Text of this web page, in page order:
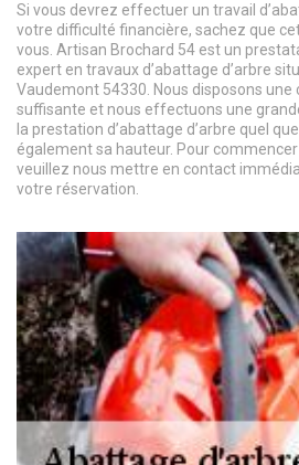
Si vous devrez effectuer un travail
votre difficulté financière, sachez que
vous. Artisan Brochard 54 est un
expert en travaux d’abattage d’arbre
Vaudemont 54330. Nous disposons
suffisante et nous effectuons une
la prestation d’abattage d’arbre quel
également sa hauteur. Pour
veuillez nous mettre en contact
votre réservation.